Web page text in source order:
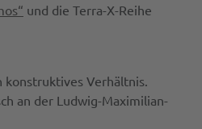
und die Terra-X-Reihe
konstruktives Verhältnis.
an der Ludwig-Maximilian-